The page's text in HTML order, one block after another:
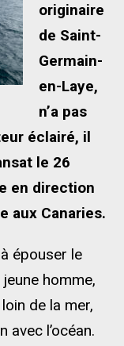
originaire
de Saint-
Germain-
en-Laye,
n’a pas
éclairé, il
le 26
en direction
aux Canaries.
épouser le
homme,
de la mer,
avec l’océan.